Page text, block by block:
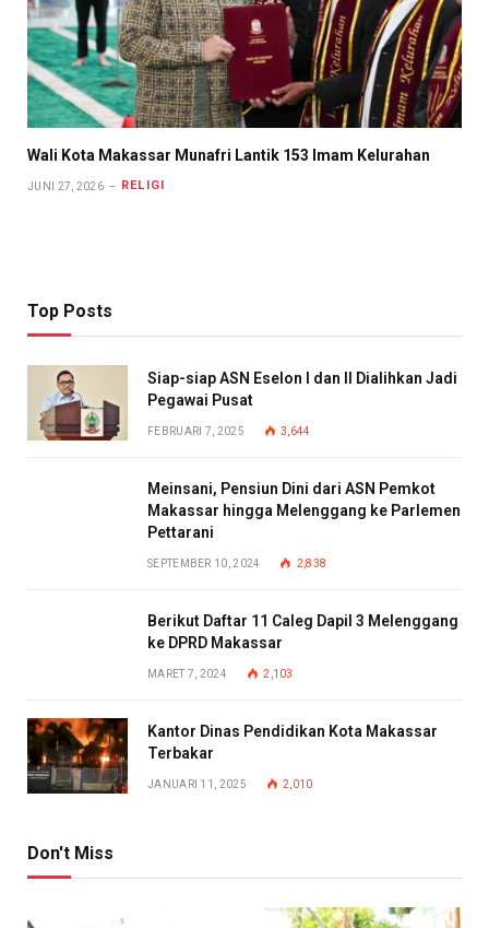
Wali Kota Makassar Munafri Lantik 153 Imam Kelurahan
JUNI 27, 2026 RELIGI
Top Posts
Siap-siap ASN Eselon I dan II Dialihkan Jadi
Pegawai Pusat
FEBRUARI 7, 2025 3,644
Meinsani, Pensiun Dini dari ASN Pemkot
Makassar hingga Melenggang ke Parlemen
Pettarani
SEPTEMBER 10, 2024 2,838
Berikut Daftar 11 Caleg Dapil 3 Melenggang
ke DPRD Makassar
MARET 7, 2024 2,103
Kantor Dinas Pendidikan Kota Makassar
Terbakar
JANUARI 11, 2025 2,010
Don't Miss